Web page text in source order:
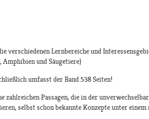
verschiedenen Lernbereiche und
Amphibien und Säugetiere)
umfasst der Band 538 Seiten!
zahlreichen Passagen, die in der
selbst schon bekannte Konzepte unter einem